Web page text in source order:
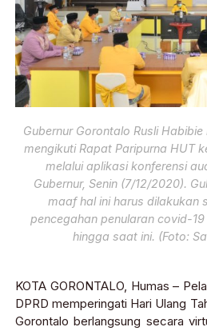
Gubernur Gorontalo Rusli
mengikuti Rapat Paripurna HUT
melalui aplikasi konferensi
Gubernur, Senin (7/12/2020).
maaf hal ini harus dilakukan
pencegahan penularan covid-
hingga saat ini. (Foto:
KOTA GORONTALO, Humas –
DPRD memperingati Hari Ulang
Gorontalo berlangsung secara